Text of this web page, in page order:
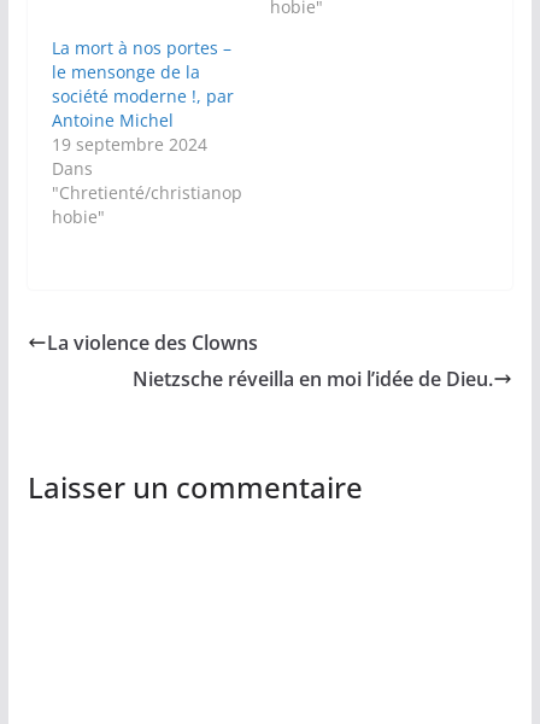
hobie"
La mort à nos portes –
le mensonge de la
société moderne !, par
Antoine Michel
19 septembre 2024
Dans
"Chretienté/christianop
hobie"
La violence des Clowns
Nietzsche réveilla en moi l’idée de Dieu.
Laisser un commentaire